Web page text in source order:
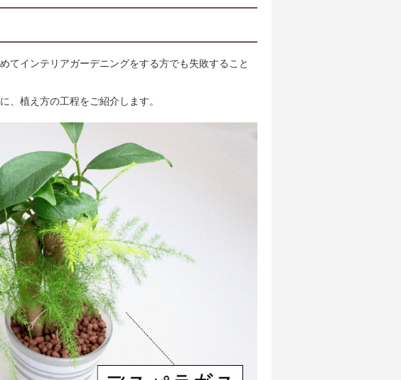
てインテリアガーデニングをする方でも失敗すること
、植え方の工程をご紹介します。